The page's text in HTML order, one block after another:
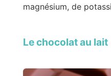
magnésium, de
Le chocolat au lait